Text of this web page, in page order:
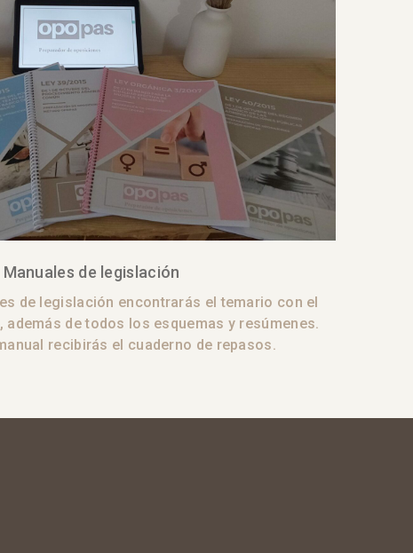
Manuales de legislación
de legislación encontrarás el temario con el
además de todos los esquemas y resúmenes.
recibirás el cuaderno de repasos.